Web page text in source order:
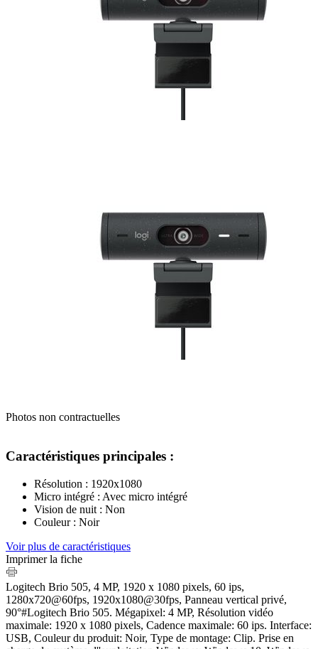
Photos non contractuelles
Caractéristiques principales :
Résolution : 1920x1080
Micro intégré : Avec micro intégré
Vision de nuit : Non
Couleur : Noir
Voir plus de caractéristiques
Imprimer la fiche
Logitech Brio 505, 4 MP, 1920 x 1080 pixels, 60 ips,
1280x720@60fps, 1920x1080@30fps, Panneau vertical privé,
90°#Logitech Brio 505. Mégapixel: 4 MP, Résolution vidéo
maximale: 1920 x 1080 pixels, Cadence maximale: 60 ips. Interface:
USB, Couleur du produit: Noir, Type de montage: Clip. Prise en